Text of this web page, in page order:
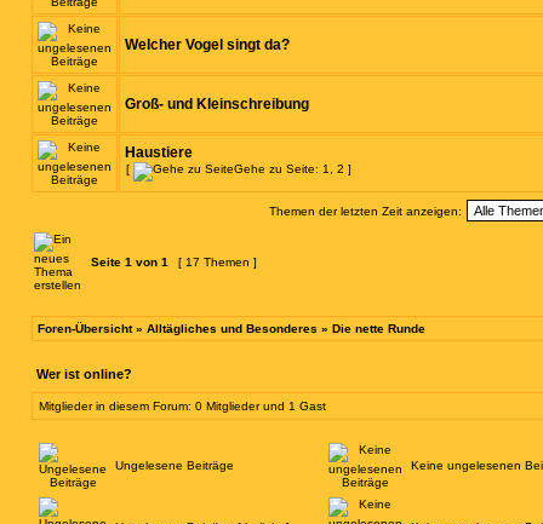
Welcher Vogel singt da?
Groß- und Kleinschreibung
Haustiere
[ Gehe zu Seite: 1 2 ]
Themen der letzten Zeit anzeigen:
Seite 1 von 1 [ 17 Themen ]
Foren-Übersicht» Alltägliches und Besonderes » Die nette Runde
Wer ist online?
Mitglieder in diesem Forum: 0 Mitglieder und 1 Gast
Ungelesene Beiträge Keine ungelesenen